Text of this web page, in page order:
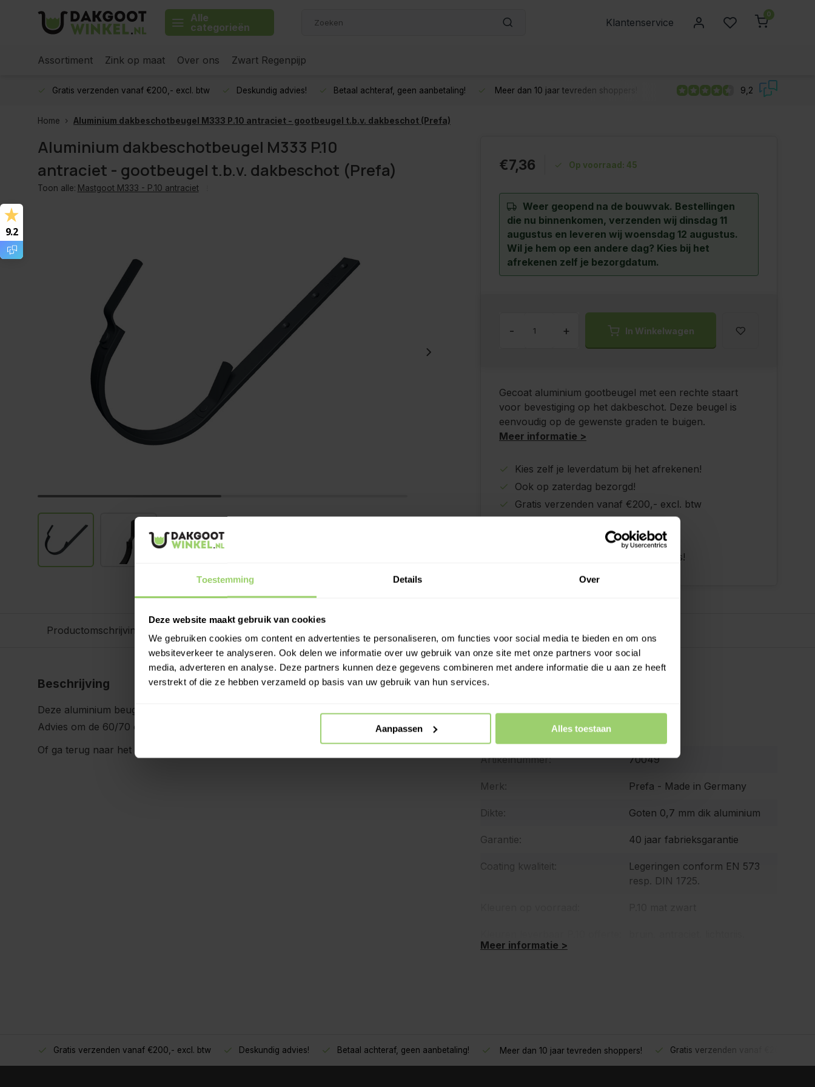
Toestemming Details Over
Deze website maakt gebruik van cookies
We gebruiken cookies om content en advertenties te personaliseren, om functies voor social media te bieden en om ons
websiteverkeer te analyseren. Ook delen we informatie over uw gebruik van onze site met onze partners voor social
media, adverteren en analyse. Deze partners kunnen deze gegevens combineren met andere informatie die u aan ze heeft
verstrekt of die ze hebben verzameld op basis van uw gebruik van hun services.
Aanpassen Alles toestaan
Alle
categorieën
Klantenservice
0
Assortiment Zink op maat Over ons Zwart Regenpijp
Gratis verzenden vanaf €200,- excl. btw Deskundig advies! Betaal achteraf, geen aanbetaling! Meer dan 10 jaar tevreden shoppers! 9,2
Home Aluminium dakbeschotbeugel M333 P.10 antraciet - gootbeugel t.b.v. dakbeschot (Prefa)
Aluminium dakbeschotbeugel M333 P.10
antraciet - gootbeugel t.b.v. dakbeschot (Prefa)
Toon alle: Mastgoot M333 - P.10 antraciet
€7,36 Op voorraad: 45
Weer geopend na de bouwvak. Bestellingen
die nu binnenkomen, verzenden wij dinsdag 11
augustus en leveren wij woensdag 12 augustus.
Wil je hem op een andere dag? Kies bij het
afrekenen zelf je bezorgdatum.
- + In Winkelwagen
Gecoat aluminium gootbeugel met een rechte staart
voor bevestiging op het dakbeschot. Deze beugel is
eenvoudig op de gewenste graden te buigen.
Meer informatie >
Kies zelf je leverdatum bij het afrekenen!
Ook op zaterdag bezorgd!
Gratis verzenden vanaf €200,- excl. btw
Betaal achteraf, geen aanbetaling!
Meer dan 10 jaar tevreden shoppers!
Productomschrijving
Beschrijving
Deze aluminium beugel is op graden te buigen in bijvoorbeeld een bankschroef.
Advies om de 60/70 cm een beugel monteren.
Of ga terug naar het overzicht:
Artikelnummer: 70049
Merk: Prefa - Made in Germany
Dikte: Goten 0,7 mm dik aluminium
Garantie: 40 jaar fabrieksgarantie
Coating kwaliteit:
Legeringen conform EN 573
resp. DIN 1725.
Meer informatie >
Gratis verzenden vanaf €200,- excl. btw Deskundig advies! Betaal achteraf, geen aanbetaling! Meer dan 10 jaar tevreden shoppers! Gratis verzenden vanaf €200,- excl.
9.2